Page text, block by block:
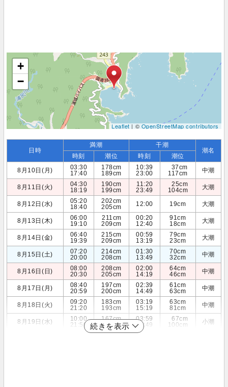
+
−
Leaflet| ©OpenStreetMap contributors
日時
満潮 干潮
潮名
時刻 潮位 時刻
潮位
8月10日(月)
03:30
17:40
178cm
189cm
10:39
23:00
37cm
117cm
中潮
8月11日(火)
04:30
18:19
190cm
199cm
11:20
23:49
25cm
104cm
大潮
8月12日(水)
05:20
18:40
202cm
205cm
12:00 19cm 大潮
8月13日(木)
06:00
19:10
211cm
209cm
00:20
12:40
91cm
18cm
大潮
8月14日(金)
06:40
19:39
215cm
209cm
00:59
13:19
79cm
23cm
大潮
8月15日(土)
07:20
20:00
214cm
208cm
01:30
13:49
70cm
32cm
中潮
8月16日(日)
08:00
20:30
208cm
205cm
02:00
14:19
64cm
46cm
中潮
8月17日(月)
08:40
20:59
197cm
200cm
02:39
14:49
61cm
63cm
中潮
8月18日(火)
09:20
21:20
183cm
193cm
03:19
15:19
63cm
81cm
中潮
8月19日(水)
10:00
21:50
167cm
185cm
03:59
15:49
67cm
100cm
小潮
続きを表示